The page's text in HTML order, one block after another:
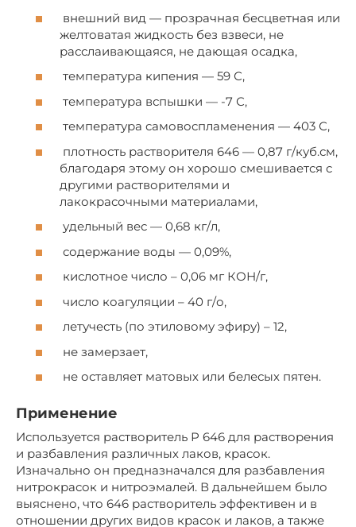
внешний вид — прозрачная бесцветная или
желтоватая жидкость без взвеси, не
расслаивающаяся, не дающая осадка,
температура кипения — 59 С,
температура вспышки — -7 С,
температура самовоспламенения — 403 С,
плотность растворителя 646 — 0,87 г/куб.см,
благодаря этому он хорошо смешивается с
другими растворителями и
лакокрасочными материалами,
удельный вес — 0,68 кг/л,
содержание воды — 0,09%,
кислотное число – 0,06 мг КОН/г,
число коагуляции – 40 г/о,
летучесть (по этиловому эфиру) – 12,
не замерзает,
не оставляет матовых или белесых пятен.
Применение
Используется растворитель Р 646 для растворения
и разбавления различных лаков, красок.
Изначально он предназначался для разбавления
нитрокрасок и нитроэмалей. В дальнейшем было
выяснено, что 646 растворитель эффективен и в
отношении других видов красок и лаков, а также